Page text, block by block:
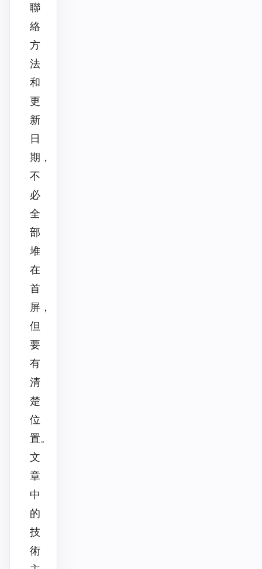
聯
絡
方
法
和
更
新
日
期，
不
必
全
部
堆
在
首
屏，
但
要
有
清
楚
位
置。
文
章
中
的
技
術